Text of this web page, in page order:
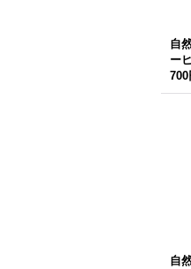
自
ー
700
自